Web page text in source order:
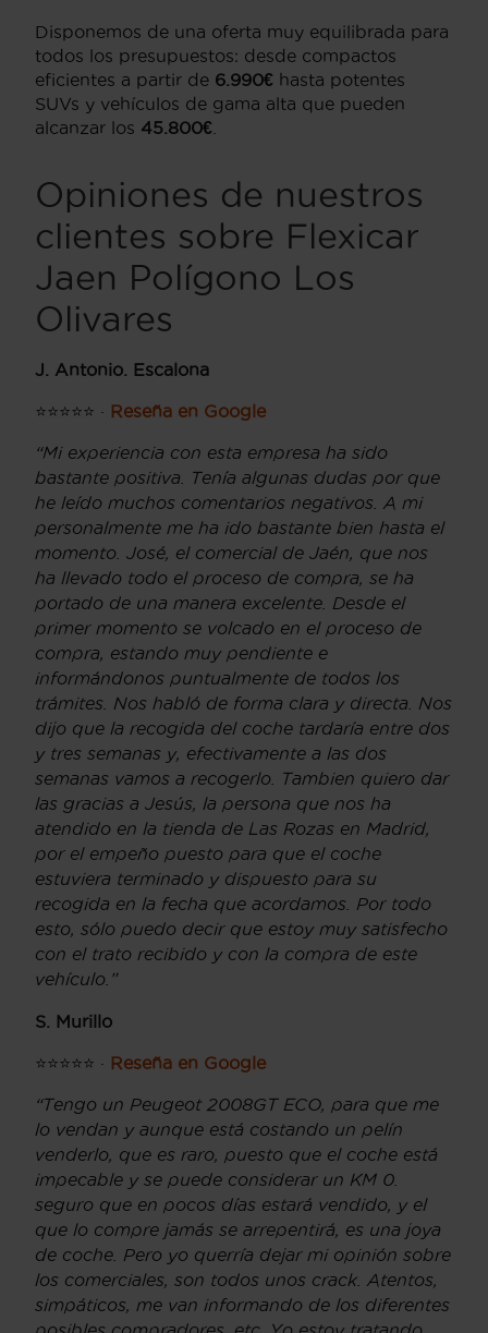
Disponemos de una oferta muy equilibrada para
todos los presupuestos: desde compactos
eficientes a partir de 6.990€ hasta potentes
SUVs y vehículos de gama alta que pueden
alcanzar los 45.800€
Opiniones de nuestros
clientes sobre Flexicar
Jaen Polígono Los
Olivares
J. Antonio. Escalona
⭐⭐⭐⭐⭐ · Reseña en Google
“Mi experiencia con esta empresa ha sido
bastante positiva. Tenía algunas dudas por que
he leído muchos comentarios negativos. A mi
personalmente me ha ido bastante bien hasta el
momento. José, el comercial de Jaén, que nos
ha llevado todo el proceso de compra, se ha
portado de una manera excelente. Desde el
primer momento se volcado en el proceso de
compra, estando muy pendiente e
informándonos puntualmente de todos los
trámites. Nos habló de forma clara y directa. Nos
dijo que la recogida del coche tardaría entre dos
y tres semanas y, efectivamente a las dos
semanas vamos a recogerlo. Tambien quiero dar
las gracias a Jesús, la persona que nos ha
atendido en la tienda de Las Rozas en Madrid,
por el empeño puesto para que el coche
estuviera terminado y dispuesto para su
recogida en la fecha que acordamos. Por todo
esto, sólo puedo decir que estoy muy satisfecho
con el trato recibido y con la compra de este
vehículo.”
S. Murillo
⭐⭐⭐⭐⭐ · Reseña en Google
“Tengo un Peugeot 2008GT ECO, para que me
lo vendan y aunque está costando un pelín
venderlo, que es raro, puesto que el coche está
impecable y se puede considerar un KM 0.
seguro que en pocos días estará vendido, y el
que lo compre jamás se arrepentirá, es una joya
de coche. Pero yo querría dejar mi opinión sobre
los comerciales, son todos unos crack. Atentos,
simpáticos, me van informando de los diferentes